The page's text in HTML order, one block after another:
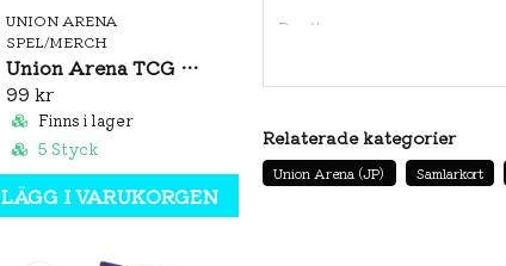
UNION ARENA
SPEL/MERCH
Union Arena TCG Official Card Sleeves: Hunter X Hunter
99 kr
Finns i lager
5 Styck
LÄGG I VARUKORGEN
Rarity
・U (Uncommon) : 28
Relaterade kategorier
Union Arena (JP) Samlarkort